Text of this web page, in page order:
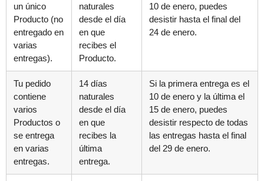
un único
Producto (no
entregado en
varias
entregas).
naturales
desde el día
en que
recibes el
Producto.
10 de enero, puedes
desistir hasta el final del
24 de enero.
Tu pedido
contiene
varios
Productos o
se entrega
en varias
entregas.
14 días
naturales
desde el día
en que
recibes la
última
entrega.
Si la primera entrega es el
10 de enero y la última el
15 de enero, puedes
desistir respecto de todas
las entregas hasta el final
del 29 de enero.